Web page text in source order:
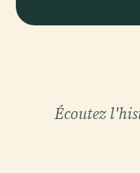
Écoutez